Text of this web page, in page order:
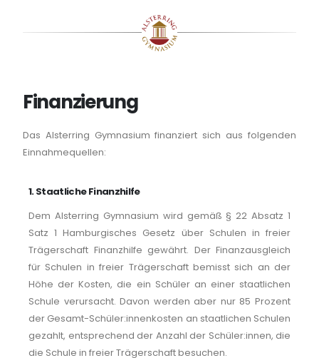
Finanzierung
Das Alsterring Gymnasium finanziert sich aus folgenden
Einnahmequellen:
1. Staatliche Finanzhilfe
Dem Alsterring Gymnasium wird gemäß § 22 Absatz 1
Satz 1 Hamburgisches Gesetz über Schulen in freier
Trägerschaft Finanzhilfe gewährt. Der Finanzausgleich
für Schulen in freier Trägerschaft bemisst sich an der
Höhe der Kosten, die ein Schüler an einer staatlichen
Schule verursacht. Davon werden aber nur 85 Prozent
der Gesamt-Schüler:innenkosten an staatlichen Schulen
gezahlt, entsprechend der Anzahl der Schüler:innen, die
die Schule in freier Trägerschaft besuchen.